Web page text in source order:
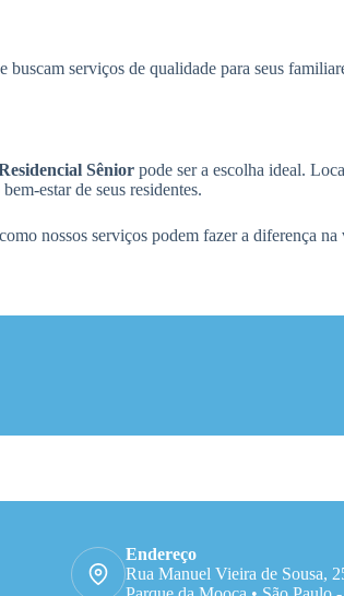
buscam serviços de qualidade para seus
Sênior pode ser a escolha ideal.
estar de seus residentes.
nossos serviços podem fazer a diferença
Endereço
Rua Manuel Vieira de Sousa,